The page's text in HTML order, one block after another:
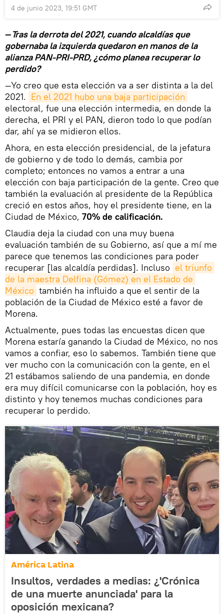
4 de junio 2023, 19:51 GMT
—Tras la derrota del 2021, cuando alcaldías que
gobernaba la izquierda quedaron en manos de la
alianza PAN-PRI-PRD, ¿cómo planea recuperar lo
perdido?
—Yo creo que esta elección va a ser distinta a la del
2021. En el 2021 hubo una baja participación
electoral, fue una elección intermedia, en donde la
derecha, el PRI y el PAN, dieron todo lo que podían
dar, ahí ya se midieron ellos.
Ahora, en esta elección presidencial, de la jefatura
de gobierno y de todo lo demás, cambia por
completo; entonces no vamos a entrar a una
elección con baja participación de la gente. Creo que
también la evaluación al presidente de la República
creció en estos años, hoy el presidente tiene, en la
Ciudad de México, 70% de calificación.
Claudia deja la ciudad con una muy buena
evaluación también de su Gobierno, así que a mí me
parece que tenemos las condiciones para poder
recuperar [las alcaldía perdidas]. Incluso el triunfo
de la maestra Delfina (Gómez) en el Estado de
México también ha influido a que el sentir de la
población de la Ciudad de México esté a favor de
Morena.
Actualmente, pues todas las encuestas dicen que
Morena estaría ganando la Ciudad de México, no nos
vamos a confiar, eso lo sabemos. También tiene que
ver mucho con la comunicación con la gente, en el
21 estábamos saliendo de una pandemia, en donde
era muy difícil comunicarse con la población, hoy es
distinto y hoy tenemos muchas condiciones para
recuperar lo perdido.
América Latina
Insultos, verdades a medias: ¿'Crónica
de una muerte anunciada' para la
oposición mexicana?